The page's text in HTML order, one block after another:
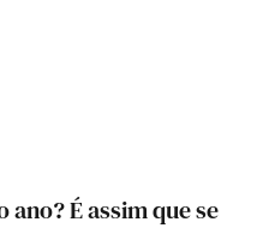
É assim que se